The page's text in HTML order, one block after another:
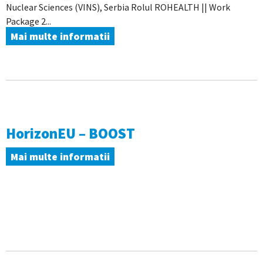
Nuclear Sciences (VINS), Serbia Rolul ROHEALTH || Work
Package 2...
Mai multe informatii
HorizonEU – BOOST
Mai multe informatii